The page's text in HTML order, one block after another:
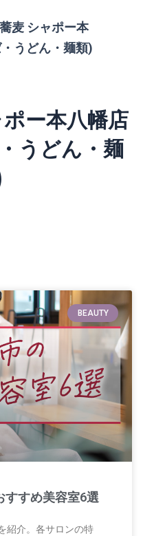
麦 シャポー本
うどん・麺類)
ー本八幡店
うどん・麺
BEAUTY
すすめ美容室6選
紹介。各サロンの特